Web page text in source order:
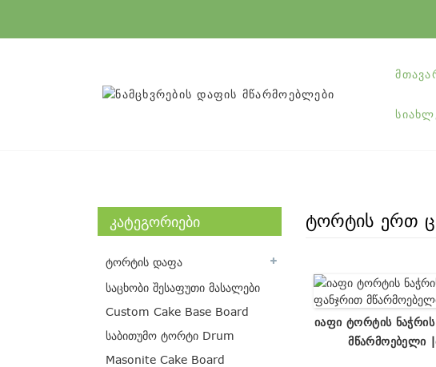
ᲙᲐᲢᲔᲒᲝᲠᲘᲔᲑᲘ
ტორტის დაფა
საცხობი შესაფუთი მასალები
Custom Cake Base Board
საბითუმო ტორტი Drum
Masonite Cake Board
ტორტის ერთ
Იაფი Ტორტის
Მწარმოებელი